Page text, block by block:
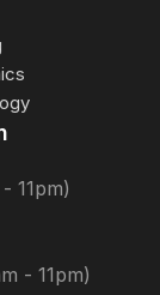
11pm)
- 11pm)